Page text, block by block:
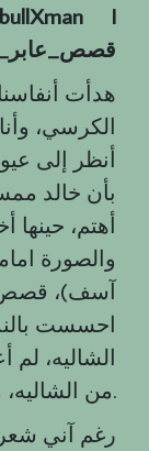
I
قصص عابر
الكرسي،
أنظر إلى
بأن خالد
أهتم، حينها
والصورة
آسف)، قصص
احسست
الشاليه،
من الشاليه، ومنها حاولت أن إلا التقي بهم.
رغم آني